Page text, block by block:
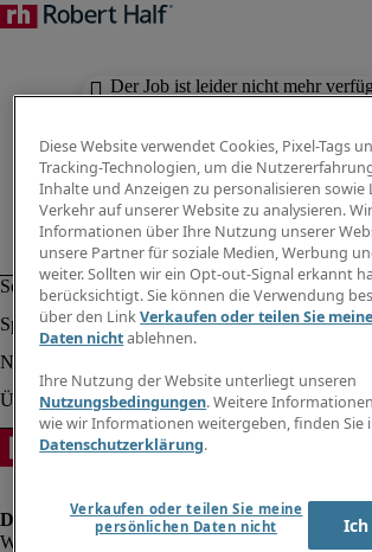
Der Job ist leider nicht mehr
Diese Website verwendet Cookies, Pixel-Tags
Tracking-Technologien, um die
Inhalte und Anzeigen zu personalisieren sowie
Verkehr auf unserer Website zu analysieren.
Informationen über Ihre Nutzung unserer
unsere Partner für soziale Medien, Werbung
weiter. Sollten wir ein Opt-out-Signal erkannt
berücksichtigt. Sie können die Verwendung
über den LinkVerkaufen oder teilen Sie
Daten nichtablehnen.
Ihre Nutzung der Website unterliegt unseren
Nutzungsbedingungen. Weitere
wie wir Informationen weitergeben, finden Sie
Datenschutzerklärung.
Verkaufen oder teilen Sie meine
persönlichen Daten nicht